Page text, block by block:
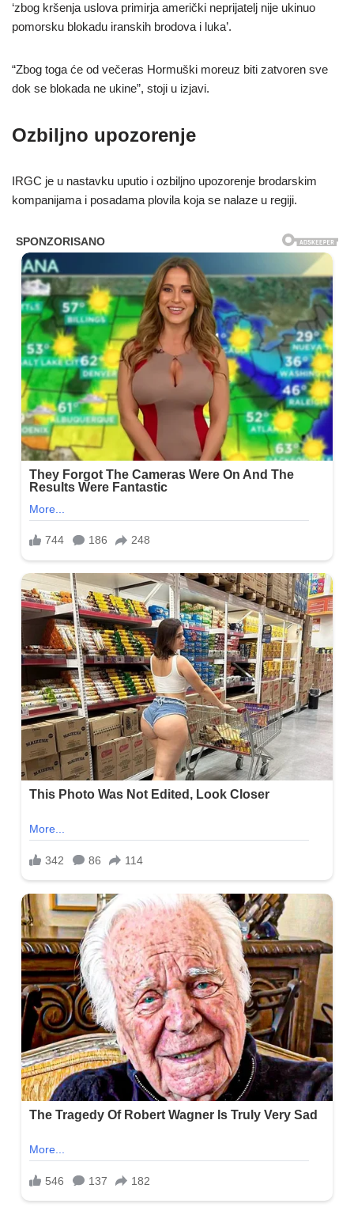
‘zbog kršenja uslova primirja američki neprijatelj nije ukinuo
pomorsku blokadu iranskih brodova i luka’.
“Zbog toga će od večeras Hormuški moreuz biti zatvoren sve
dok se blokada ne ukine”, stoji u izjavi.
Ozbiljno upozorenje
IRGC je u nastavku uputio i ozbiljno upozorenje brodarskim
kompanijama i posadama plovila koja se nalaze u regiji.